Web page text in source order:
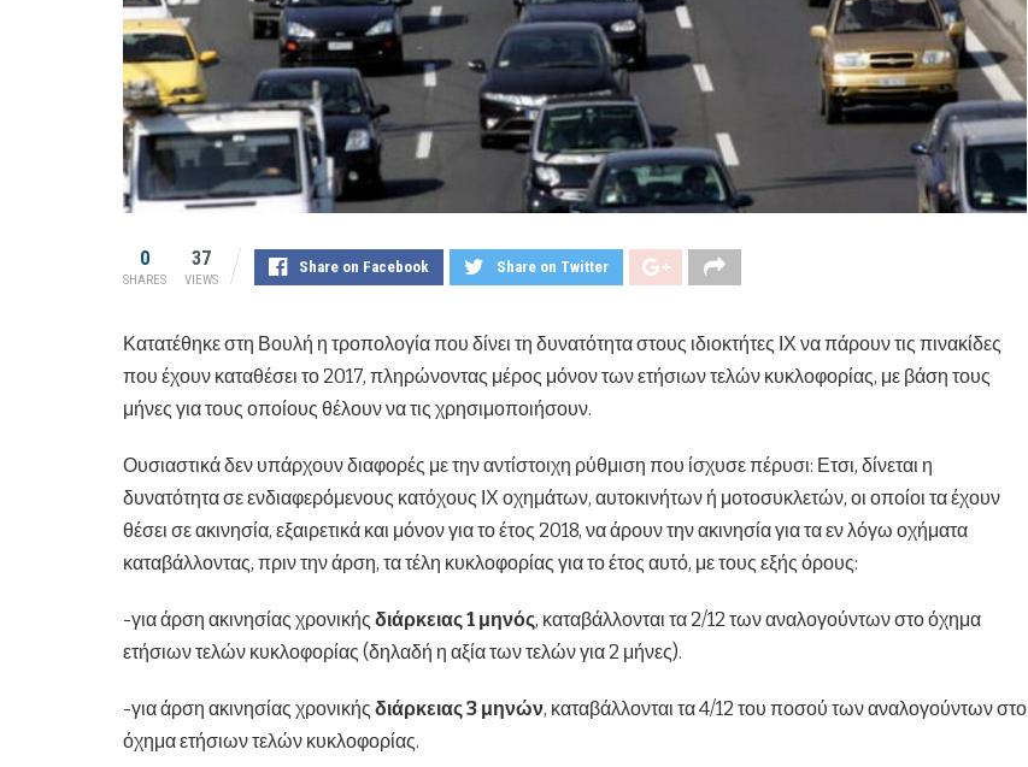
0
SHARES
37
VIEWS
Share on Facebook Share on Twitter
Κατατέθηκε στη Βουλή η τροπολογία που δίνει τη δυνατότητα στους ιδιοκτήτες ΙΧ να πάρουν τις πινακίδες
που έχουν καταθέσει το 2017, πληρώνοντας μέρος μόνον των ετήσιων τελών κυκλοφορίας, με βάση τους
μήνες για τους οποίους θέλουν να τις χρησιμοποιήσουν.
Ουσιαστικά δεν υπάρχουν διαφορές με την αντίστοιχη ρύθμιση που ίσχυσε πέρυσι: Ετσι, δίνεται η
δυνατότητα σε ενδιαφερόμενους κατόχους ΙΧ οχημάτων, αυτοκινήτων ή μοτοσυκλετών, οι οποίοι τα έχουν
θέσει σε ακινησία, εξαιρετικά και μόνον για το έτος 2018, να άρουν την ακινησία για τα εν λόγω οχήματα
καταβάλλοντας, πριν την άρση, τα τέλη κυκλοφορίας για το έτος αυτό, με τους εξής όρους:
-για άρση ακινησίας χρονικής διάρκειας 1 μηνός, καταβάλλονται τα 2/12 των αναλογούντων στο όχημα
ετήσιων τελών κυκλοφορίας (δηλαδή η αξία των τελών για 2 μήνες).
-για άρση ακινησίας χρονικής διάρκειας 3 μηνών, καταβάλλονται τα 4/12 του ποσού των αναλογούντων στο
όχημα ετήσιων τελών κυκλοφορίας.